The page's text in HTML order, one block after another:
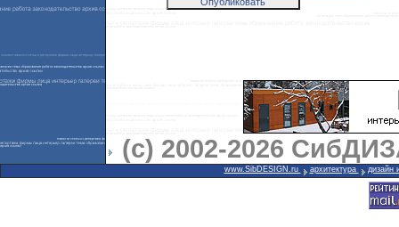
(с) 2002-2026
www.SibDESIGN.ru архитектура дизайн